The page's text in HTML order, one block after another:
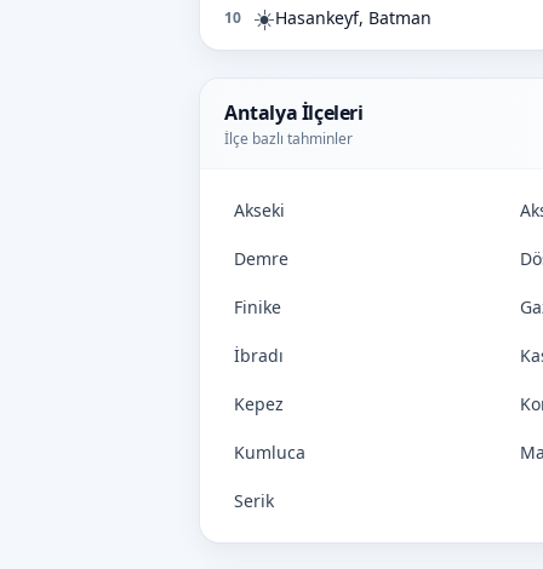
10 ☀️Hasankeyf, Batman
Antalya İlçeleri
İlçe bazlı tahminler
Akseki
Demre
Finike
İbradı
Kepez
Kumluca
Serik